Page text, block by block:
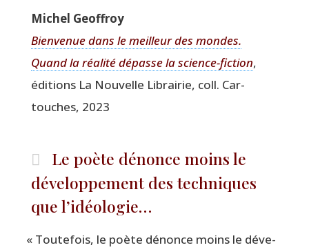
Michel Geof­froy
Bien­ve­nue dans le meilleur des mondes.
Quand la réa­li­té dépasse la science-fic­tion,
édi­tions La Nou­velle Librai­rie, coll. Car­
touches, 2023
Le poète dénonce moins le
développement des techniques
que l’idéologie…
« Tou­te­fois, le poète dénonce moins le déve­